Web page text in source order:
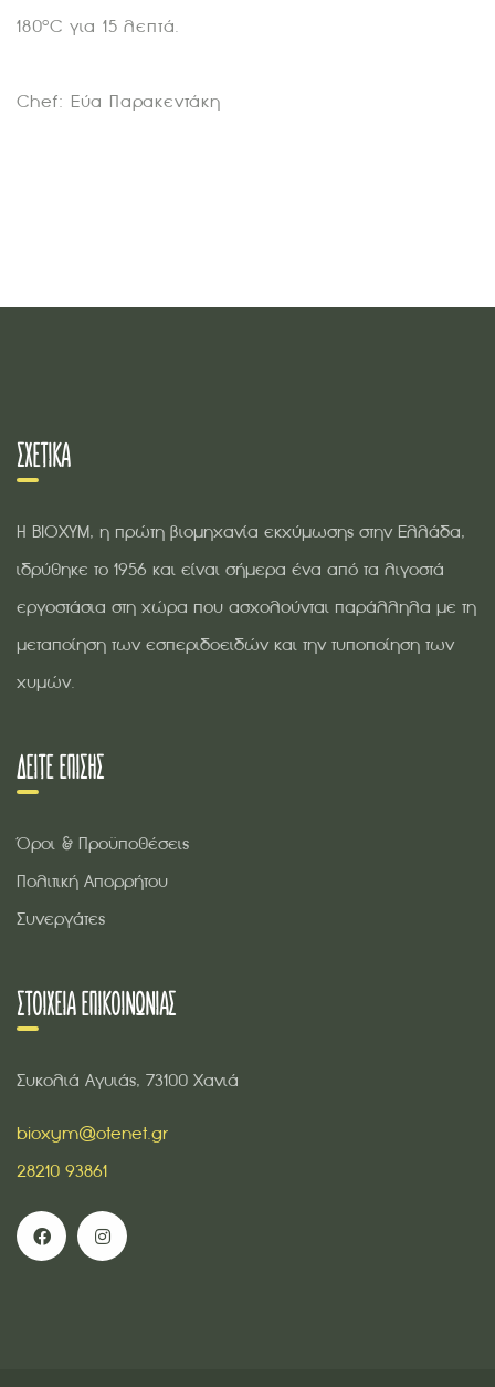
180°C για 15 λεπτά.
Chef: Εύα Παρακεντάκη
ΣΧΕΤΙΚΆ
Η ΒΙΟΧΥΜ, η πρώτη βιομηχανία εκχύμωσης στην Ελλάδα,
ιδρύθηκε το 1956 και είναι σήμερα ένα από τα λιγοστά
εργοστάσια στη χώρα που ασχολούνται παράλληλα με τη
μεταποίηση των εσπεριδοειδών και την τυποποίηση των
χυμών.
ΔΕΊΤΕ ΕΠΊΣΗΣ
Όροι & Προϋποθέσεις
Πολιτική Απορρήτου
Συνεργάτες
ΣΤΟΙΧΕΊΑ ΕΠΙΚΟΙΝΩΝΊΑΣ
Συκολιά Αγυιάς, 73100 Χανιά
bioxym@otenet.gr
28210 93861